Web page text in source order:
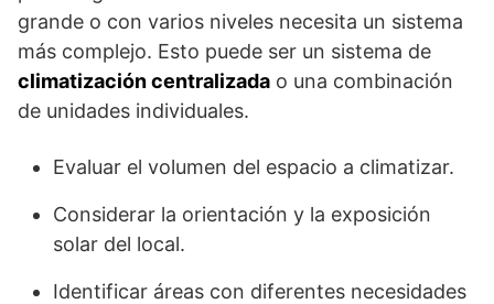
grande o con varios niveles necesita un sistema
más complejo. Esto puede ser un sistema de
climatización centralizada o una combinación
de unidades individuales.
Evaluar el volumen del espacio a climatizar.
Considerar la orientación y la exposición
solar del local.
Identificar áreas con diferentes necesidades